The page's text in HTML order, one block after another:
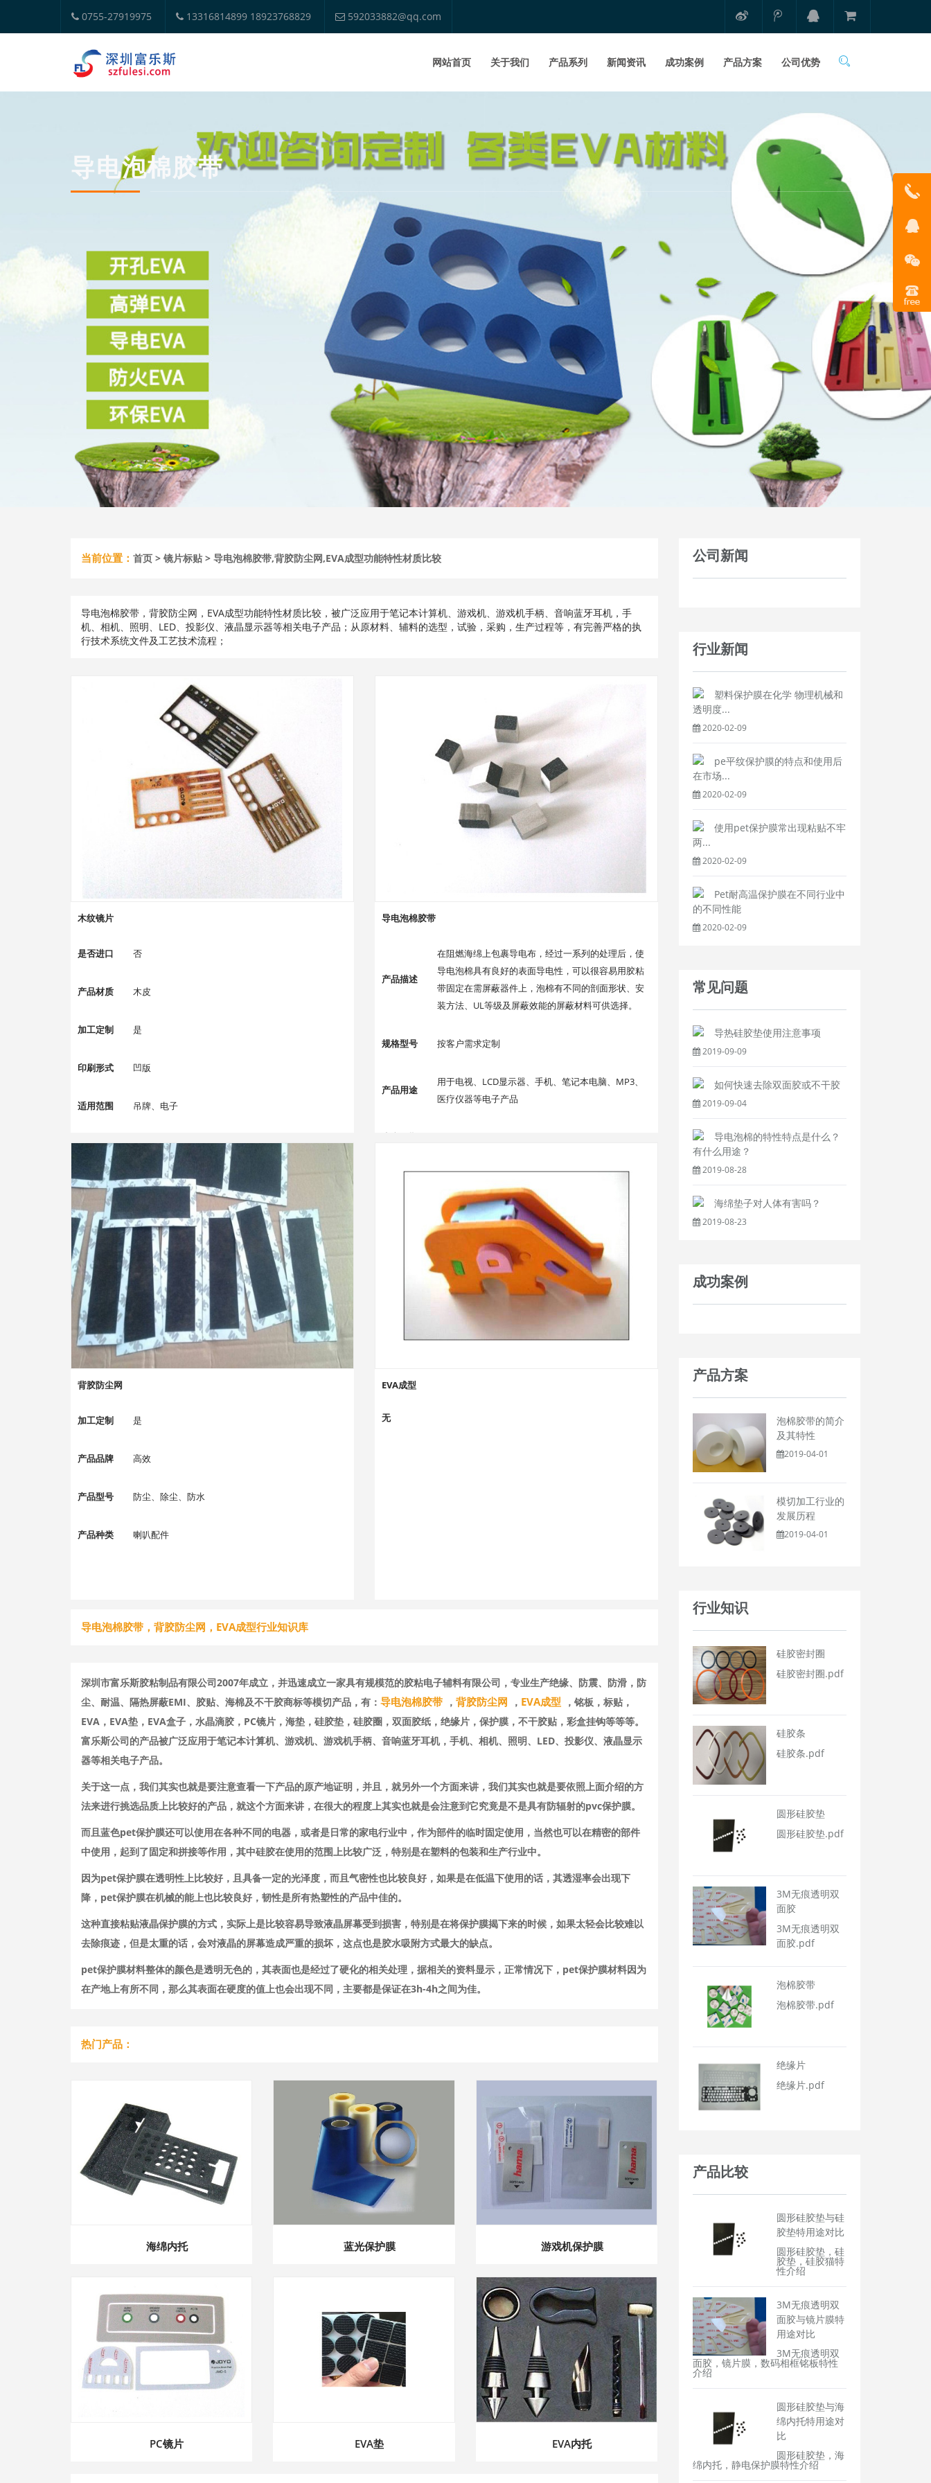
0755-27919975 13316814899 18923768829 592033882@qq.com
网站首页 关于我们 产品系列 新闻资讯 成功案例 产品方案 公司优势
导电泡棉胶带
当前位置： 首页 > 镜片标贴 > 导电泡棉胶带,背胶防尘网,EVA成型功能特性材质比较
导电泡棉胶带，背胶防尘网，EVA成型功能特性材质比较，被广泛应用于笔记本计算机、游戏机、游戏机手柄、音响蓝牙耳机，手
机、相机、照明、LED、投影仪、液晶显示器等相关电子产品；从原材料、辅料的选型，试验，采购，生产过程等，有完善严格的执
行技术系统文件及工艺技术流程；
木纹镜片
是否进口 否
产品材质 木皮
加工定制 是
印刷形式 凹版
适用范围 吊牌、电子
导电泡棉胶带
产品描述
在阻燃海绵上包裹导电布，经过一系列的处理后，使
导电泡棉具有良好的表面导电性，可以很容易用胶粘
带固定在需屏蔽器件上，泡棉有不同的剖面形状、安
装方法、UL等级及屏蔽效能的屏蔽材料可供选择。
规格型号 按客户需求定制
产品用途
用于电视、LCD显示器、手机、笔记本电脑、MP3、
医疗仪器等电子产品
背胶防尘网
加工定制 是
产品品牌 高效
产品型号 防尘、除尘、防水
产品种类 喇叭配件
EVA成型
无
导电泡棉胶带，背胶防尘网，EVA成型行业知识库
深圳市富乐斯胶粘制品有限公司2007年成立，并迅速成立一家具有规模范的胶粘电子辅料有限公司，专业生产绝缘、防震、防滑，防
尘、耐温、隔热屏蔽EMI、胶贴、海棉及不干胶商标等模切产品，有： 导电泡棉胶带 ， 背胶防尘网 ， EVA成型
，铭板，标贴，
EVA，EVA垫，EVA盒子，水晶滴胶，PC镜片，海垫，硅胶垫，硅胶圈，双面胶纸，绝缘片，保护膜，不干胶贴，彩盒挂钩等等等。
富乐斯公司的产品被广泛应用于笔记本计算机、游戏机、游戏机手柄、音响蓝牙耳机，手机、相机、照明、LED、投影仪、液晶显示
器等相关电子产品。
关于这一点，我们其实也就是要注意查看一下产品的原产地证明，并且，就另外一个方面来讲，我们其实也就是要依照上面介绍的方
法来进行挑选品质上比较好的产品，就这个方面来讲，在很大的程度上其实也就是会注意到它究竟是不是具有防辐射的pvc保护膜。
而且蓝色pet保护膜还可以使用在各种不同的电器，或者是日常的家电行业中，作为部件的临时固定使用，当然也可以在精密的部件
中使用，起到了固定和拼接等作用，其中硅胶在使用的范围上比较广泛，特别是在塑料的包装和生产行业中。
因为pet保护膜在透明性上比较好，且具备一定的光泽度，而且气密性也比较良好，如果是在低温下使用的话，其透湿率会出现下
降，pet保护膜在机械的能上也比较良好，韧性是所有热塑性的产品中佳的。
这种直接粘贴液晶保护膜的方式，实际上是比较容易导致液晶屏幕受到损害，特别是在将保护膜揭下来的时候，如果太轻会比较难以
去除痕迹，但是太重的话，会对液晶的屏幕造成严重的损坏，这点也是胶水吸附方式最大的缺点。
pet保护膜材料整体的颜色是透明无色的，其表面也是经过了硬化的相关处理，据相关的资料显示，正常情况下，pet保护膜材料因为
在产地上有所不同，那么其表面在硬度的值上也会出现不同，主要都是保证在3h-4h之间为佳。
热门产品：
海绵内托 蓝光保护膜 游戏机保护膜
PC镜片 EVA垫 EVA内托
公司新闻
行业新闻
塑料保护膜在化学 物理机械和
透明度...
2020-02-09
pe平纹保护膜的特点和使用后
在市场...
2020-02-09
使用pet保护膜常出现粘贴不牢
两...
2020-02-09
Pet耐高温保护膜在不同行业中
的不同性能
2020-02-09
常见问题
导热硅胶垫使用注意事项
2019-09-09
如何快速去除双面胶或不干胶
2019-09-04
导电泡棉的特性特点是什么？
有什么用途？
2019-08-28
海绵垫子对人体有害吗？
2019-08-23
成功案例
产品方案
泡棉胶带的简介
及其特性
2019-04-01
模切加工行业的
发展历程
2019-04-01
行业知识
硅胶密封圈
硅胶密封圈.pdf
硅胶条
硅胶条.pdf
圆形硅胶垫
圆形硅胶垫.pdf
3M无痕透明双
面胶
3M无痕透明双
面胶.pdf
泡棉胶带
泡棉胶带.pdf
绝缘片
绝缘片.pdf
产品比较
圆形硅胶垫与硅
胶垫特用途对比
圆形硅胶垫，硅
胶垫，硅胶猫特
性介绍
3M无痕透明双
面胶与镜片膜特
用途对比
3M无痕透明双
面胶，镜片膜，数码相框铭板特性
介绍
圆形硅胶垫与海
绵内托特用途对
比
圆形硅胶垫，海
绵内托，静电保护膜特性介绍
在线客服